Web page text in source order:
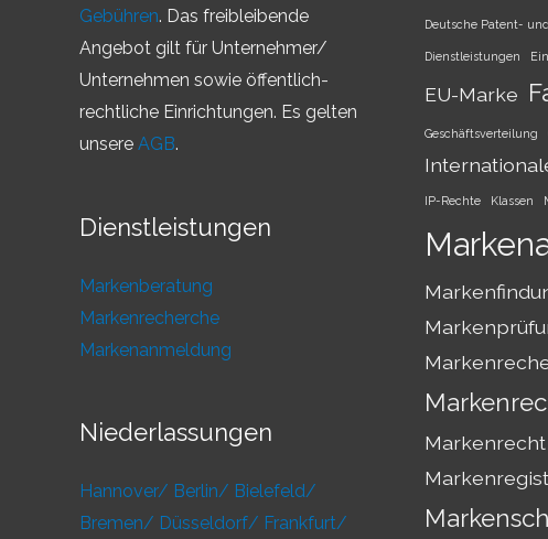
Gebühren. Das freibleibende
Angebot gilt für Unternehmer/
Unternehmen sowie öffentlich-
rechtliche Einrichtungen. Es gelten
unsere AGB.
Dienstleistungen
Markenberatung
Markenrecherche
Markenanmeldung
Niederlassungen
Hannover/ Berlin/ Bielefeld/
Bremen/ Düsseldorf/ Frankfurt/
Deutsche Patent-
Dienstleistungen
EU-Marke
Geschäftsverteilung
IP-Rechte Klassen
Markenrecht